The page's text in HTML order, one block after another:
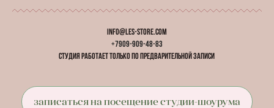
info@les-store.com
+7909-909-48-83
студия работаеттолькопо предварительной записи
записаться на посещение студии-шоурума